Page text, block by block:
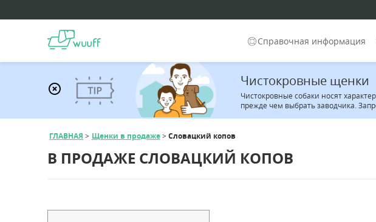
Справочная информация
Чистокровные щенки
Чистокровные собаки носят
прежде чем выбрать заводчика.
ГЛАВНАЯ Щенки в продаже Словацкий копов
В ПРОДАЖЕ СЛОВАЦКИЙ КОПОВ